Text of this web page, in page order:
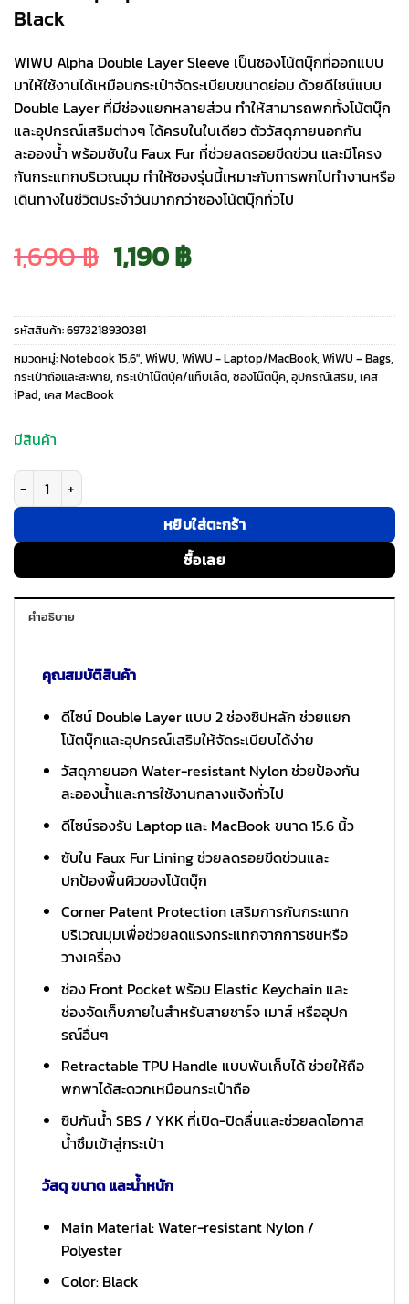
Black
WIWU Alpha Double Layer Sleeve เป็นซองโน้ตบุ๊กที่ออกแบบ
มาให้ใช้งานได้เหมือนกระเป๋าจัดระเบียบขนาดย่อม ด้วยดีไซน์แบบ
Double Layer ที่มีช่องแยกหลายส่วน ทำให้สามารถพกทั้งโน้ตบุ๊ก
และอุปกรณ์เสริมต่างๆ ได้ครบในใบเดียว ตัววัสดุภายนอกกัน
ละอองน้ำ พร้อมซับใน Faux Fur ที่ช่วยลดรอยขีดข่วน และมีโครง
กันกระแทกบริเวณมุม ทำให้ซองรุ่นนี้เหมาะกับการพกไปทำงานหรือ
เดินทางในชีวิตประจำวันมากกว่าซองโน้ตบุ๊กทั่วไป
1,690฿ Original
price
was:
1,690 ฿.
1,190฿Current
price
is:
รหัสสินค้า:6973218930381
หมวดหมู่:Notebook 15.6", WiWU, WiWU - Laptop/MacBook, WiWU – Bags,
กระเป๋าถือและสะพาย, กระเป๋าโน๊ตบุ้ค/แท็บเล็ต, ซองโน๊ตบุ๊ค, อุปกรณ์เสริม, เคส
iPad, เคส MacBook
มีสินค้า
จำนวน WiWU รุ่น Alpha Double Layer Sleeve - ซองใส่ Laptop/
หยิบใส่ตะกร้า
ซื้อเลย
คำอธิบาย
คุณสมบัติสินค้า
ดีไซน์ Double Layer แบบ 2 ช่องซิปหลัก ช่วยแยก
โน้ตบุ๊กและอุปกรณ์เสริมให้จัดระเบียบได้ง่าย
วัสดุภายนอก Water-resistant Nylon ช่วยป้องกัน
ละอองน้ำและการใช้งานกลางแจ้งทั่วไป
ดีไซน์รองรับ Laptop และ MacBook ขนาด 15.6 นิ้ว
ซับใน Faux Fur Lining ช่วยลดรอยขีดข่วนและ
ปกป้องพื้นผิวของโน้ตบุ๊ก
Corner Patent Protection เสริมการกันกระแทก
บริเวณมุมเพื่อช่วยลดแรงกระแทกจากการชนหรือ
วางเครื่อง
ช่อง Front Pocket พร้อม Elastic Keychain และ
ช่องจัดเก็บภายในสำหรับสายชาร์จ เมาส์ หรืออุปก
รณ์อื่นๆ
Retractable TPU Handle แบบพับเก็บได้ ช่วยให้ถือ
พกพาได้สะดวกเหมือนกระเป๋าถือ
ซิปกันน้ำ SBS / YKK ที่เปิด-ปิดลื่นและช่วยลดโอกาส
น้ำซึมเข้าสู่กระเป๋า
วัสดุ ขนาด และน้ำหนัก
Main Material: Water-resistant Nylon /
Polyester
Color: Black